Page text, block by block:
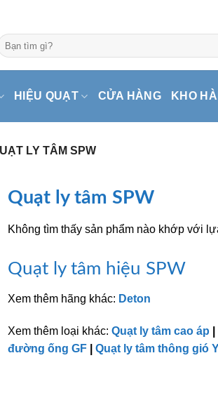
HIỆU QUẠT CỬA HÀNG KHO
LY TÂM SPW
Quạt ly tâm SPW
Không tìm thấy sản phẩm nào khớp với
Quạt ly tâm hiệu SPW
Xem thêm hãng khác: Deton
Xem thêm loại khác: Quạt ly tâm cao áp
đường ống GF
Quạt ly tâm thông gió